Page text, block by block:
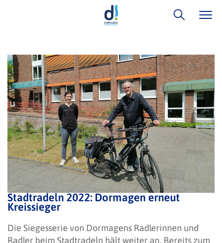
Stadtradeln 2022: Dormagen erneut
Kreissieger
Die Siegesserie von Dormagens Radlerinnen und
Radler beim Stadtradeln hält weiter an. Bereits zum